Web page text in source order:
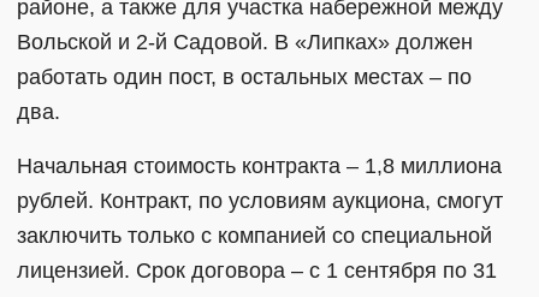
районе, а также для участка набережной между
Вольской и 2-й Садовой. В «Липках» должен
работать один пост, в остальных местах – по
два.
Начальная стоимость контракта – 1,8 миллиона
рублей. Контракт, по условиям аукциона, смогут
заключить только с компанией со специальной
лицензией. Срок договора – с 1 сентября по 31